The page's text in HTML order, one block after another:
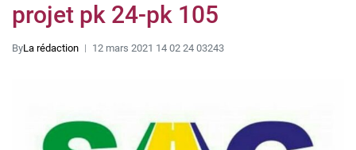
projet pk 24-pk 105
ByLa rédaction 12 mars 2021 14 02 24 03243